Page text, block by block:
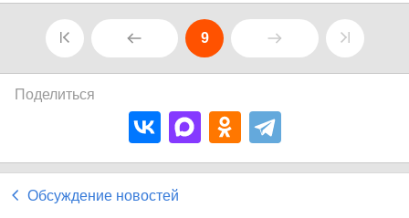
9
Поделиться
Обсуждение новостей